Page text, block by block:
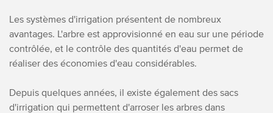
Les systèmes d'irrigation présentent de nombreux
avantages. L'arbre est approvisionné en eau sur une période
contrôlée, et le contrôle des quantités d'eau permet de
réaliser des économies d'eau considérables.
Depuis quelques années, il existe également des sacs
d'irrigation qui permettent d'arroser les arbres dans